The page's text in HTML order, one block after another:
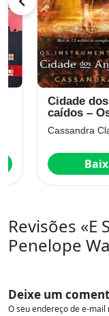
Cidade dos
caídos – Os
instrumentos
mortais – vol. 4
Cassandra Clare
Baixar
Revisões «E
Penelope
Deixe um
O seu endereço de e-